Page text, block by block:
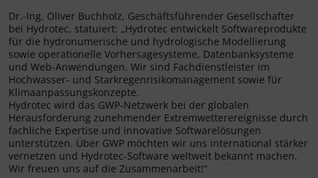
Dr.-Ing. Oliver Buchholz, Geschäftsführender Gesellschafter
bei Hydrotec, statuiert: „Hydrotec entwickelt Softwareprodukte
für die hydronumerische und hydrologische Modellierung
sowie operationelle Vorhersagesysteme, Datenbanksysteme
und Web-Anwendungen. Wir sind Fachdienstleister im
Hochwasser- und Starkregenrisikomanagement sowie für
Klimaanpassungskonzepte.
Hydrotec wird das GWP-Netzwerk bei der globalen
Herausforderung zunehmender Extremwetterereignisse durch
fachliche Expertise und innovative Softwarelösungen
unterstützen. Über GWP möchten wir uns international stärker
vernetzen und Hydrotec-Software weltweit bekannt machen.
Wir freuen uns auf die Zusammenarbeit!“